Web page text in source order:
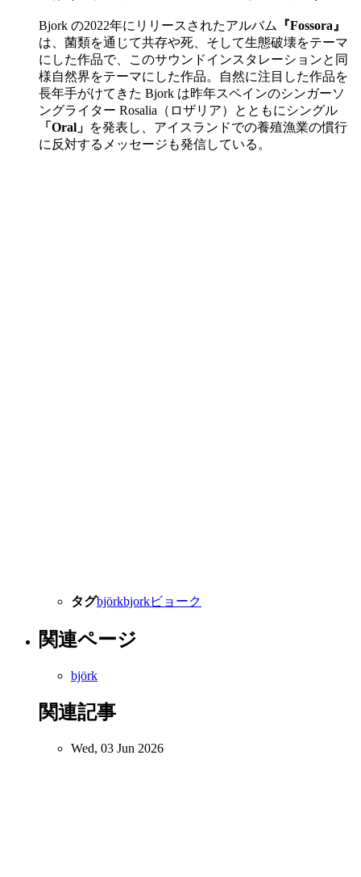
Bjork の2022年にリリースされたアルバム
『Fossora』
は、菌類を通じて共存や死、そして生態破壊をテーマ
にした作品で、このサウンドインスタレーションと同
様自然界をテーマにした作品。自然に注目した作品を
長年手がけてきた Bjork は昨年スペインのシンガーソ
ングライター Rosalia（ロザリア）とともにシングル
「Oral」 を発表し、アイスランドでの養殖漁業の慣行
に反対するメッセージも発信している。
タグbjörkbjorkビョーク
関連ページ
björk
関連記事
Wed, 03 Jun 2026